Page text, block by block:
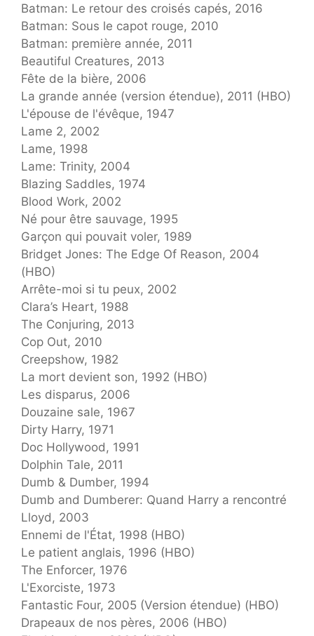
Batman: Le retour des croisés capés, 2016
Batman: Sous le capot rouge, 2010
Batman: première année, 2011
Beautiful Creatures, 2013
Fête de la bière, 2006
La grande année (version étendue), 2011 (HBO)
L'épouse de l'évêque, 1947
Lame 2, 2002
Lame, 1998
Lame: Trinity, 2004
Blazing Saddles, 1974
Blood Work, 2002
Né pour être sauvage, 1995
Garçon qui pouvait voler, 1989
Bridget Jones: The Edge Of Reason, 2004
(HBO)
Arrête-moi si tu peux, 2002
Clara’s Heart, 1988
The Conjuring, 2013
Cop Out, 2010
Creepshow, 1982
La mort devient son, 1992 (HBO)
Les disparus, 2006
Douzaine sale, 1967
Dirty Harry, 1971
Doc Hollywood, 1991
Dolphin Tale, 2011
Dumb & Dumber, 1994
Dumb and Dumberer: Quand Harry a rencontré
Lloyd, 2003
Ennemi de l'État, 1998 (HBO)
Le patient anglais, 1996 (HBO)
The Enforcer, 1976
L'Exorciste, 1973
Fantastic Four, 2005 (Version étendue) (HBO)
Drapeaux de nos pères, 2006 (HBO)